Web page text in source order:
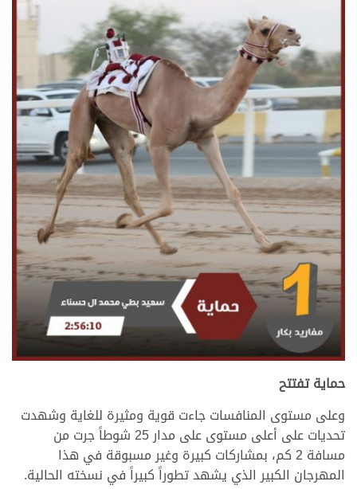
حماية تفتتح
وعلى مستوى المنافسات جاءت قوية ومثيرة للغاية وشهدت
تحديات على أعلى مستوى على مدار 25 شوطاً جرت من
مسافة 2 كم، بمشاركات كبيرة وغير مسبوقة في هذا
المهرجان الكبير الذي يشهد تطوراً كبيراً في نسخته الحالية.